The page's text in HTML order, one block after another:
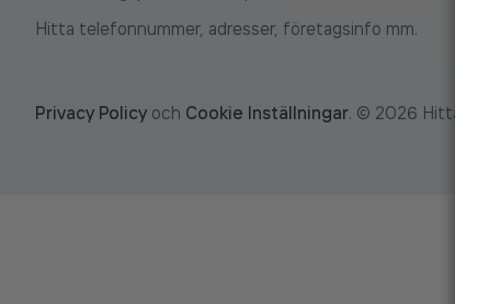
Hitta telefonnummer, adresser, företagsinfo mm.
Privacy Policy och Cookie Inställningar. © 2026 Hitta.se